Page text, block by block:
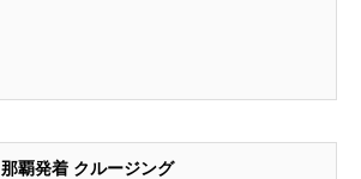
那覇発着 クルージング